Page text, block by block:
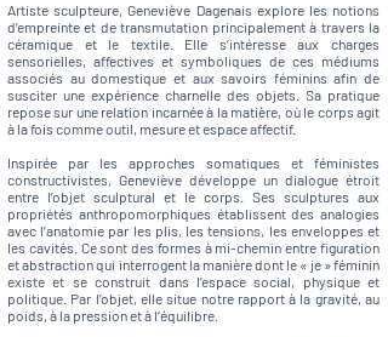
Artiste sculpteure, Geneviève Dagenais explore les notions
d’empreinte et de transmutation principalement à travers la
céramique et le textile. Elle s’intéresse aux charges
sensorielles, affectives et symboliques de ces médiums
associés au domestique et aux savoirs féminins afin de
susciter une expérience charnelle des objets. Sa pratique
repose sur une relation incarnée à la matière, où le corps agit
à la fois comme outil, mesure et espace affectif.
Inspirée par les approches somatiques et féministes
constructivistes, Geneviève développe un dialogue étroit
entre l’objet sculptural et le corps. Ses sculptures aux
propriétés anthropomorphiques établissent des analogies
avec l’anatomie par les plis, les tensions, les enveloppes et
les cavités. Ce sont des formes à­ mi-chemin entre figuration
et abstraction qui interrogent la manière dont le « je » féminin
existe et se construit dans l’espace social, physique et
politique. Par l’objet, elle situe notre rapport à la gravité, au
poids, à la pression et à l’équilibre.